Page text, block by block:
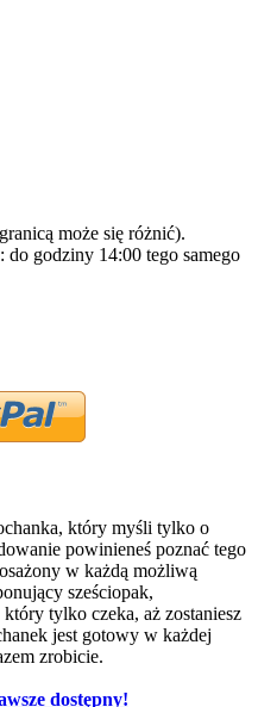
może się różnić).
do godziny 14:00 tego samego
który myśli tylko o
powinieneś poznać tego
w każdą możliwą
sześciopak,
tylko czeka, aż zostaniesz
jest gotowy w każdej
zrobicie.
dostępny!